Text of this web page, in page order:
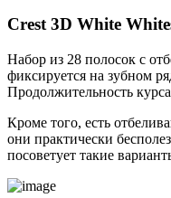
Crest 3D White
Набор из 28 полосок с
фиксируется на зубном
Продолжительность
Кроме того, есть
они практически
посоветует такие